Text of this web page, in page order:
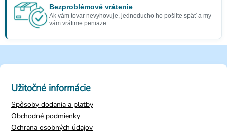
Bezproblémové vrátenie
Ak vám tovar nevyhovuje, jednoducho ho pošlite späť a my
vám vrátime peniaze
Užitočné informácie
Spôsoby dodania a platby
Obchodné podmienky
Ochrana osobných údajov